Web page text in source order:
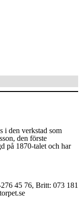
i den verkstad som
den förste
på 1870-talet och har
45 76, Britt: 073 181